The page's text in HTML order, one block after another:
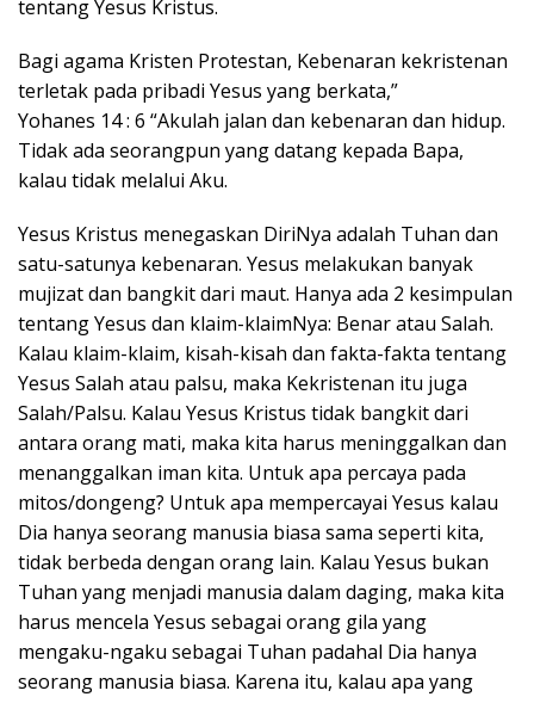
tentang Yesus Kristus.
Bagi agama Kristen Protestan, Kebenaran kekristenan
terletak pada pribadi Yesus yang berkata,”
Yohanes 14 : 6 “Akulah jalan dan kebenaran dan hidup.
Tidak ada seorangpun yang datang kepada Bapa,
kalau tidak melalui Aku.
Yesus Kristus menegaskan DiriNya adalah Tuhan dan
satu-satunya kebenaran. Yesus melakukan banyak
mujizat dan bangkit dari maut. Hanya ada 2 kesimpulan
tentang Yesus dan klaim-klaimNya: Benar atau Salah.
Kalau klaim-klaim, kisah-kisah dan fakta-fakta tentang
Yesus Salah atau palsu, maka Kekristenan itu juga
Salah/Palsu. Kalau Yesus Kristus tidak bangkit dari
antara orang mati, maka kita harus meninggalkan dan
menanggalkan iman kita. Untuk apa percaya pada
mitos/dongeng? Untuk apa mempercayai Yesus kalau
Dia hanya seorang manusia biasa sama seperti kita,
tidak berbeda dengan orang lain. Kalau Yesus bukan
Tuhan yang menjadi manusia dalam daging, maka kita
harus mencela Yesus sebagai orang gila yang
mengaku-ngaku sebagai Tuhan padahal Dia hanya
seorang manusia biasa. Karena itu, kalau apa yang